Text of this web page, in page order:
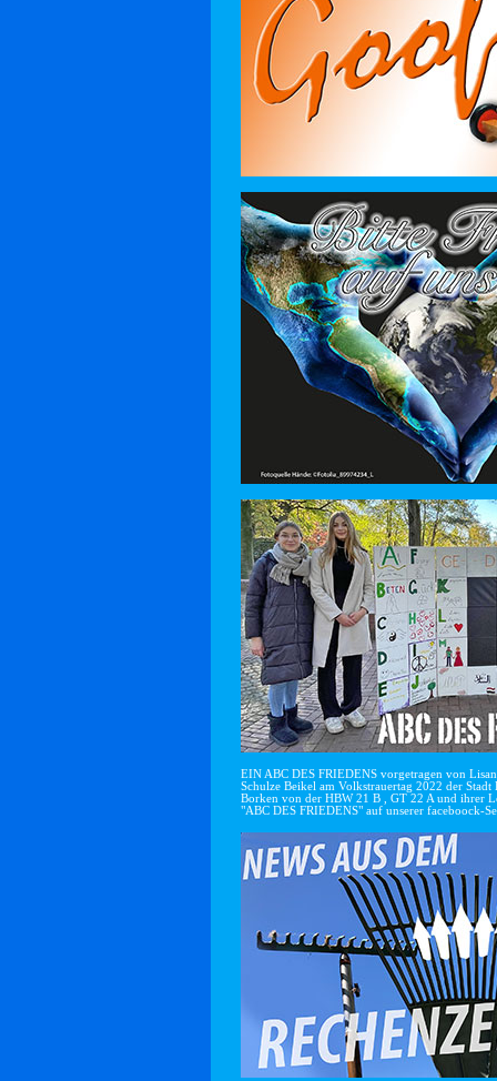
EIN ABC DES FRIEDENS vorgetragen von
Schulze Beikel am Volkstrauertag 2022 der
Borken von der HBW 21 B , GT 22 A und ihrer
"ABC DES FRIEDENS" auf unserer faceboock-